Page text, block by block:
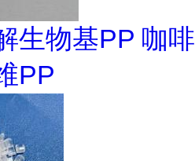
生物基PP 咖啡
PP